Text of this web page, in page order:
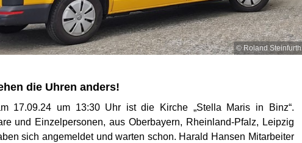
© Roland Steinfurth
die Uhren anders!
17.09.24 um 13:30 Uhr ist die Kirche „Stella Maris in Binz“.
und Einzelpersonen, aus Oberbayern, Rheinland-Pfalz, Leipzig
sich angemeldet und warten schon. Harald Hansen Mitarbeiter